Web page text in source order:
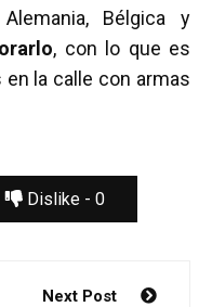
Bélgica y
, con lo que es
la calle con armas
Dislike - 0
Next Post